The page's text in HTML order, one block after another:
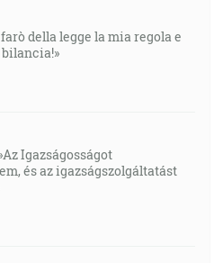
farò della legge la mia regola e
Igazságosságot
és az igazságszolgáltatást